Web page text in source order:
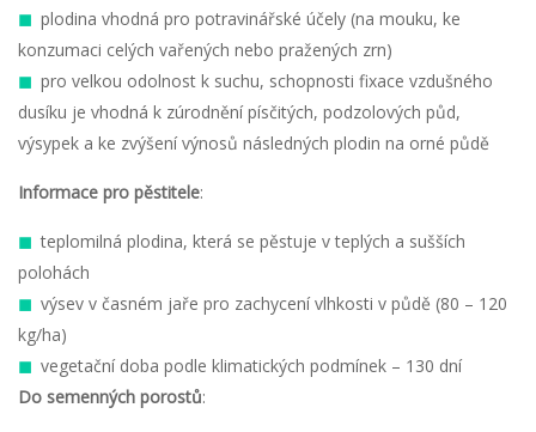
plodina vhodná pro potravinářské účely (na mouku, ke
konzumaci celých vařených nebo pražených zrn)
pro velkou odolnost k suchu, schopnosti fixace vzdušného
dusíku je vhodná k zúrodnění písčitých, podzolových půd,
výsypek a ke zvýšení výnosů následných plodin na orné půdě
Informace pro pěstitele:
teplomilná plodina, která se pěstuje v teplých a sušších
polohách
výsev v časném jaře pro zachycení vlhkosti v půdě (80 – 120
kg/ha)
vegetační doba podle klimatických podmínek – 130 dní
Do semenných porostů: